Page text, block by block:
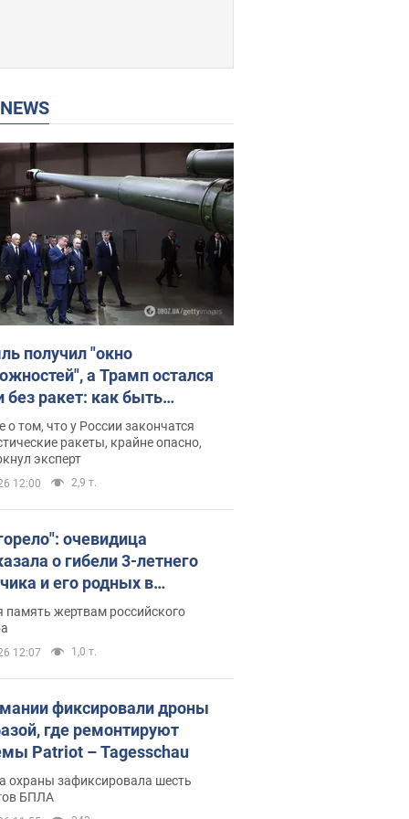
NEWS
получил "окно
а Трамп остался
без ракет: как быть
Интервью с Мельником
о том, что у России закончатся
ракеты, крайне опасно,
эксперт
12:00 2,9 т.
очевидица
о гибели 3-летнего
и его родных в
атаки РФ на Киевскую
Видео и фото
память жертвам российского
12:07 1,0 т.
фиксировали дроны
где ремонтируют
Patriot – Tagesschau
охраны зафиксировала шесть
БПЛА